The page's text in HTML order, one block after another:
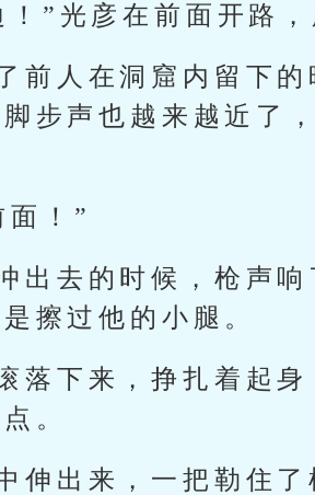
”光彦在前面开路
前人在洞窟内留下
步声也越来越近了
面！”
出去的时候，枪声
擦过他的小腿。
落下来，挣扎着起
。
伸出来，一把勒住